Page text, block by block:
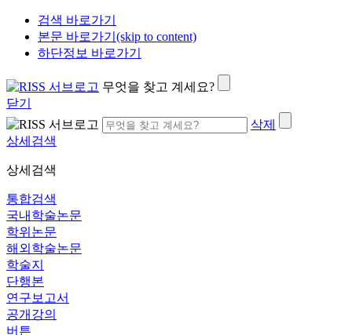
검색 바로가기
본문 바로가기(skip to content)
하단정보 바로가기
무엇을 찾고 계세요?
닫기
삭제
상세검색
상세검색
통합검색
국내학술논문
학위논문
해외학술논문
학술지
단행본
연구보고서
공개강의
버튼